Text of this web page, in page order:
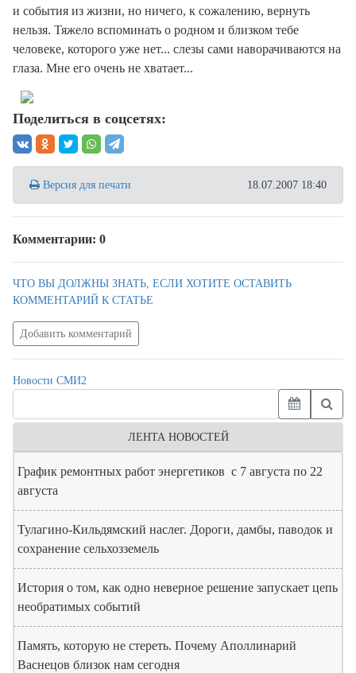
и события из жизни, но ничего, к сожалению, вернуть
нельзя. Тяжело вспоминать о родном и близком тебе
человеке, которого уже нет... слезы сами наворачиваются на
глаза. Мне его очень не хватает...
Поделиться в соцсетях:
Версия для печати 18.07.2007 18:40
Комментарии: 0
ЧТО ВЫ ДОЛЖНЫ ЗНАТЬ, ЕСЛИ ХОТИТЕ ОСТАВИТЬ
КОММЕНТАРИЙ К СТАТЬЕ
Добавить комментарий
Новости СМИ2
ЛЕНТА НОВОСТЕЙ
График ремонтных работ энергетиков с 7 августа по 22
августа
Тулагино-Кильдямский наслег. Дороги, дамбы, паводок и
сохранение сельхозземель
История о том, как одно неверное решение запускает цепь
необратимых событий
Память, которую не стереть. Почему Аполлинарий
Васнецов близок нам сегодня